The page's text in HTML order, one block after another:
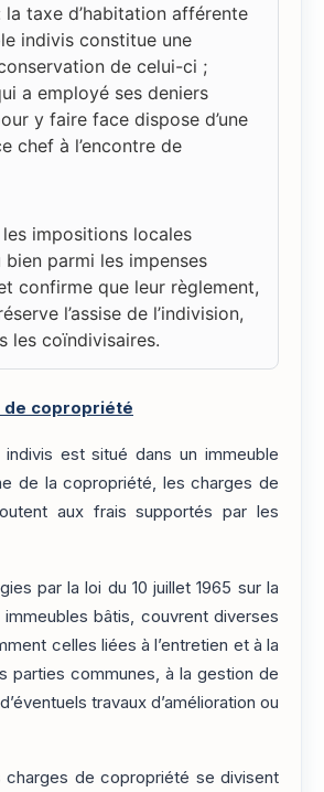
la taxe d’habitation afférente
indivis constitue une
de celui-ci ;
a employé ses deniers
y faire face dispose d’une
chef à l’encontre de
les impositions locales
bien parmi les impenses
confirme que leur règlement,
l’assise de l’indivision,
les coïndivisaires.
de copropriété
est situé dans un immeuble
de la copropriété, les charges de
aux frais supportés par les
par la loi du 10 juillet 1965 sur la
bâtis, couvrent diverses
celles liées à l’entretien et à la
parties communes, à la gestion de
travaux d’amélioration ou
de copropriété se divisent